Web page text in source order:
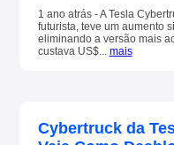
1 ano atrás - A Tesla
futurista, teve um aumento
eliminando a versão mais
custava US$... mais
Cybertruck da